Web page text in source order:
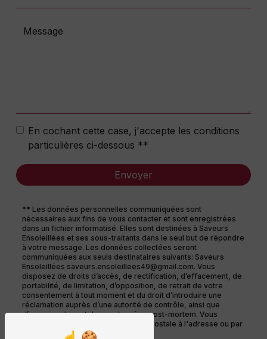
En cochant cette case, j'accepte les conditions
particulières ci-dessous **
Envoyer
** Les données personnelles communiquées sont
nécessaires aux fins de vous contacter et sont enregistrées
dans un fichier informatisé. Elles sont destinées à Saveurs
Ensoleillées et ses sous-traitants dans le seul but de répondre
à votre message. Les données collectées seront
communiquées aux seuls destinataires suivants: Saveurs
Ensoleillées saveurs.ensoleillees49@gmail.com. Vous
disposez de droits d’accès, de rectification, d’effacement, de
portabilité, de limitation, d’opposition, de retrait de votre
consentement à tout moment et du droit d’introduire une
réclamation auprès d’une autorité de contrôle, ainsi que
d’organiser le sort de vos données post-mortem. Vous
pouvez exercer ces droits par voie postale à l'adresse ou par
courrier électronique à l'adresse